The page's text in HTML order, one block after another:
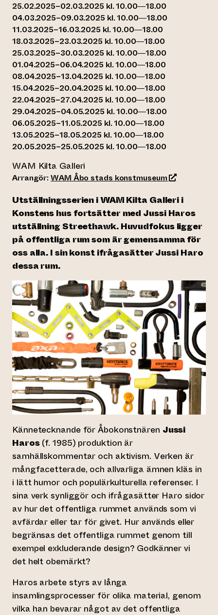
25.02.2025–02.03.2025 kl. 10.00—18.00
04.03.2025–09.03.2025 kl. 10.00—18.00
11.03.2025–16.03.2025 kl. 10.00—18.00
18.03.2025–23.03.2025 kl. 10.00—18.00
25.03.2025–30.03.2025 kl. 10.00—18.00
01.04.2025–06.04.2025 kl. 10.00—18.00
08.04.2025–13.04.2025 kl. 10.00—18.00
15.04.2025–20.04.2025 kl. 10.00—18.00
22.04.2025–27.04.2025 kl. 10.00—18.00
29.04.2025–04.05.2025 kl. 10.00—18.00
06.05.2025–11.05.2025 kl. 10.00—18.00
13.05.2025–18.05.2025 kl. 10.00—18.00
20.05.2025–25.05.2025 kl. 10.00—18.00
WAM Kilta Galleri
Arrangör:WAM Åbo stads konstmuseum(leder till
Utställningsserien i WAM Kilta Galleri i
Konstens hus fortsätter med Jussi Haros
utställningStreethawk. Huvudfokus ligger
på offentliga rum som är gemensamma för
oss alla. I sin konst ifrågasätter Jussi Haro
dessa rum.
Kännetecknande för Åbokonstnären Jussi
Haros(f. 1985) produktion är
samhällskommentar och aktivism. Verken är
mångfacetterade, och allvarliga ämnen kläs in
i lätt humor och populärkulturella referenser. I
sina verk synliggör och ifrågasätter Haro sidor
av hur det offentliga rummet används som vi
avfärdar eller tar för givet. Hur används eller
begränsas det offentliga rummet genom till
exempel exkluderande design? Godkänner vi
det helt obemärkt?
Haros arbete styrs av långa
insamlingsprocesser för olika material, genom
vilka han bevarar något av det offentliga